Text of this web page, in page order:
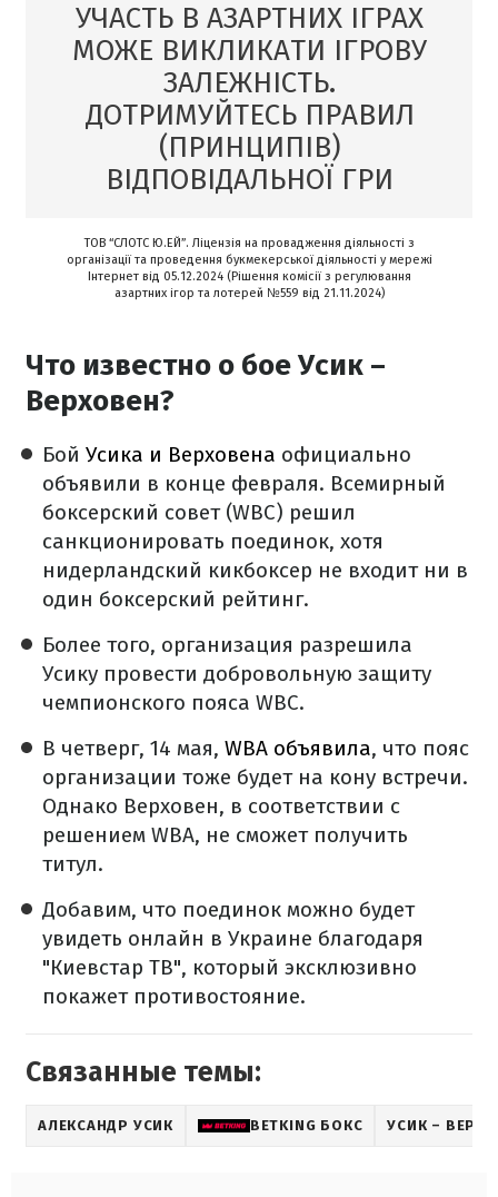
УЧАСТЬ В АЗАРТНИХ ІГРАХ
МОЖЕ ВИКЛИКАТИ ІГРОВУ
ЗАЛЕЖНІСТЬ.
ДОТРИМУЙТЕСЬ ПРАВИЛ
(ПРИНЦИПІВ)
ВІДПОВІДАЛЬНОЇ ГРИ
ТОВ “СЛОТС Ю.ЕЙ”. Ліцензія на провадження діяльності з
організації та проведення букмекерської діяльності у мережі
Інтернет від 05.12.2024 (Рішення комісії з регулювання
азартних ігор та лотерей №559 від 21.11.2024)
Что известно о бое Усик –
Верховен?
Бой Усика и Верховена официально
объявили в конце февраля. Всемирный
боксерский совет (WBC) решил
санкционировать поединок, хотя
нидерландский кикбоксер не входит ни в
один боксерский рейтинг.
Более того, организация разрешила
Усику провести добровольную защиту
чемпионского пояса WBC.
В четверг, 14 мая, WBA объявила, что пояс
организации тоже будет на кону встречи.
Однако Верховен, в соответствии с
решением WBA, не сможет получить
титул.
Добавим, что поединок можно будет
увидеть онлайн в Украине благодаря
"Киевстар ТВ", который эксклюзивно
покажет противостояние.
Связанные темы:
АЛЕКСАНДР УСИК BETKING БОКС УСИК –